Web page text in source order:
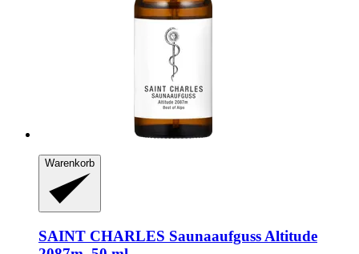
Warenkorb
SAINT CHARLES Saunaaufguss Altitude